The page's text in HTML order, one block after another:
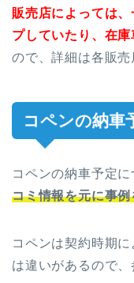
販売店によっては
プしていたり、在
ので、詳細は各販売
コペンの納車
コペンの納車予定に
コミ情報を元に事例
コペンは契約時期
は違いがあるので、